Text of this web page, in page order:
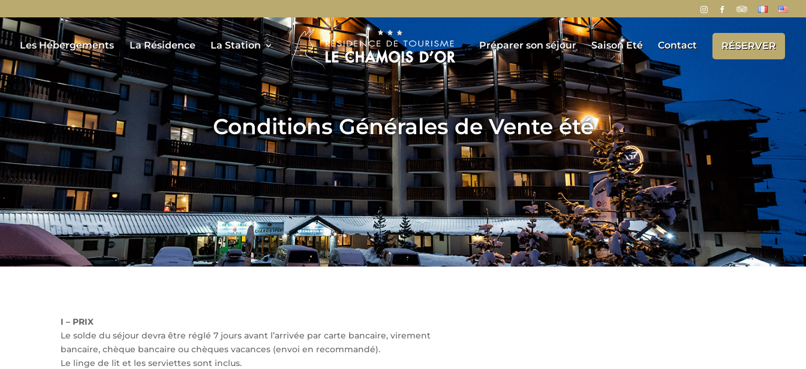
Les Hébergements La Résidence La Station Préparer son séjour Saison Eté Contact RÉSERVER
Conditions Générales de Vente été
I – PRIX
Le solde du séjour devra être réglé 7 jours avant l’arrivée par carte bancaire, virement
bancaire, chèque bancaire ou chèques vacances (envoi en recommandé).
Le linge de lit et les serviettes sont inclus.